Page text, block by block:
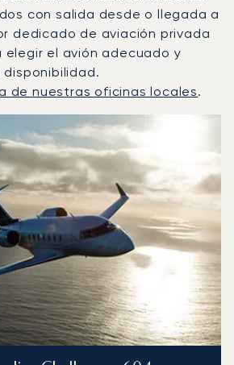
con salida desde o llegada a
dedicado de aviación privada
elegir el avión adecuado y
disponibilidad.
de nuestras oficinas locales.
Modelo de aeronave
Velocidad (nudos)